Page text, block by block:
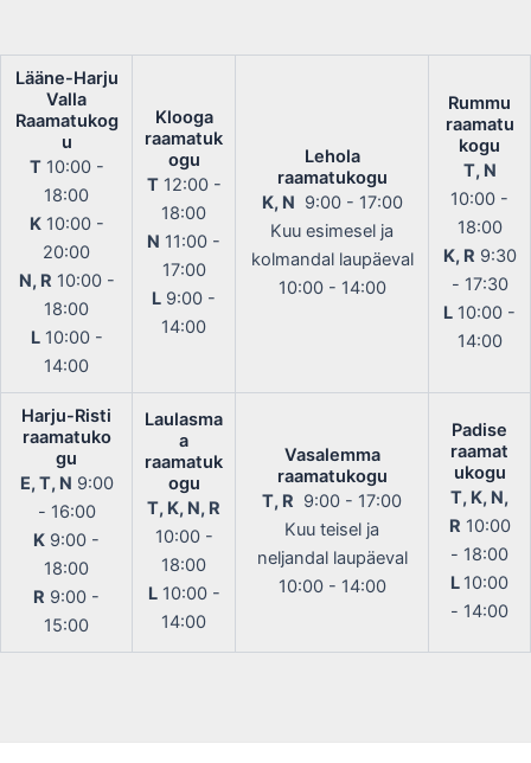
Lääne-Harju
Valla
Raamatukog
u
T10:00 -
18:00
K10:00 -
20:00
N, R 10:00 -
18:00
L10:00 -
14:00
Klooga
raamatuk
ogu
T12:00 -
18:00
N 11:00 -
17:00
L 9:00 -
14:00
Lehola
raamatukogu
K, N 9:00 - 17:00
Kuu esimesel ja
kolmandal laupäeval
10:00 - 14:00
Rummu
raamatu
kogu
T, N
10:00 -
18:00
K, R 9:30
- 17:30
L 10:00 -
14:00
Harju-Risti
raamatuko
gu
E, T, N 9:00
- 16:00
K 9:00 -
18:00
R 9:00 -
15:00
Laulasma
a
raamatuk
ogu
T, K, N, R
10:00 -
18:00
L10:00 -
14:00
Vasalemma
raamatukogu
T, R 9:00 - 17:00
Kuu teisel ja
neljandal laupäeval
10:00 - 14:00
Padise
raamat
ukogu
T, K, N,
R 10:00
- 18:00
L 10:00
- 14:00